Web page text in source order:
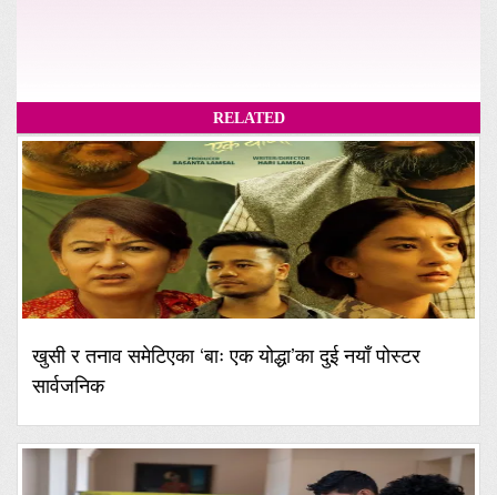
RELATED
खुसी र तनाव समेटिएका ‘बाः एक योद्धा’का दुई नयाँ पोस्टर
सार्वजनिक